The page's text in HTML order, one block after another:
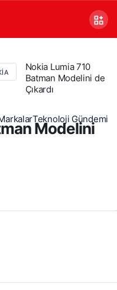
Teknoloji Gündemi
Nokia Lumia 710
Batman Modelini de
Çıkardı
Modelini